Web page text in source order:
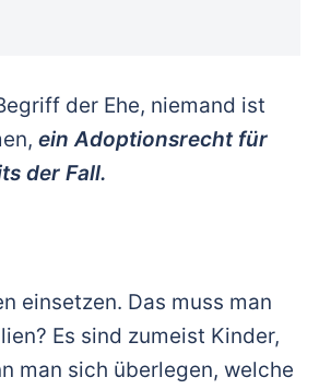
der Ehe, niemand ist
ein Adoptionsrecht für
der Fall.
einsetzen. Das muss man
Es sind zumeist Kinder,
man sich überlegen, welche